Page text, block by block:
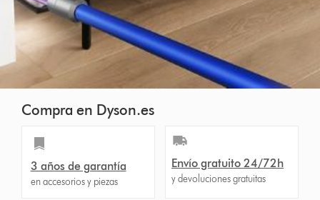
Compra en Dyson.es
3 años de garantía
en accesorios y piezas
Envío gratuito 24/72h
y devoluciones gratuitas